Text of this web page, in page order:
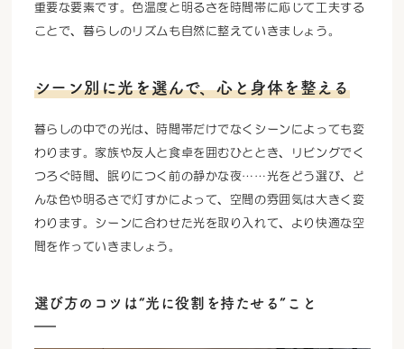
重要な要素です。色温度と明るさを時間帯に応じて工夫する
ことで、暮らしのリズムも自然に整えていきましょう。
シーン別に光を選んで、心と身体を整える
暮らしの中での光は、時間帯だけでなくシーンによっても変
わります。家族や友人と食卓を囲むひととき、リビングでく
つろぐ時間、眠りにつく前の静かな夜……光をどう選び、ど
んな色や明るさで灯すかによって、空間の雰囲気は大きく変
わります。シーンに合わせた光を取り入れて、より快適な空
間を作っていきましょう。
選び方のコツは“光に役割を持たせる”こと